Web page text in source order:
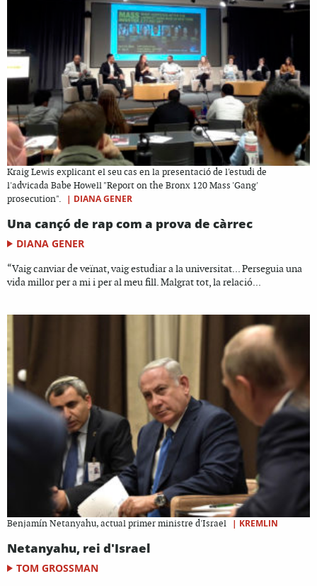
Kraig Lewis explicant el seu cas en la presentació de l'estudi de
l'advicada Babe Howell "Report on the Bronx 120 Mass 'Gang'
prosecution".
| DIANA GENER
Una cançó de rap com a prova de càrrec
DIANA GENER
“Vaig canviar de veïnat, vaig estudiar a la universitat... Perseguia una
vida millor per a mi i per al meu fill. Malgrat tot, la relació...
Benjamín ​Netanyahu, actual primer ministre d'Israel | KREMLIN
Netanyahu, rei d'Israel
TOM GROSSMAN